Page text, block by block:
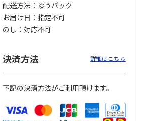
「犬夜叉」アクリル
ジオラマスタンド
（殺生丸）
3,300円
(送料別・税込)
2,750円
(送料別・税込)
配送方法
ゆうパック
お届け日
指定不可
のし
対応不可
決済方法 詳細はこちら
下記の決済方法がご利用頂けます。